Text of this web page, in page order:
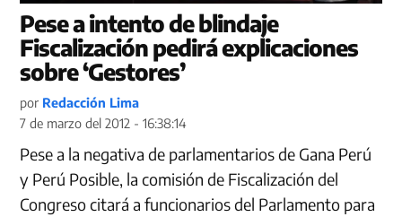
Pese a intento de blindaje
Fiscalización pedirá explicaciones
sobre ‘Gestores’
por Redacción Lima
7 de marzo del 2012 - 16:38:14
Pese a la negativa de parlamentarios de Gana Perú
y Perú Posible, la comisión de Fiscalización del
Congreso citará a funcionarios del Parlamento para